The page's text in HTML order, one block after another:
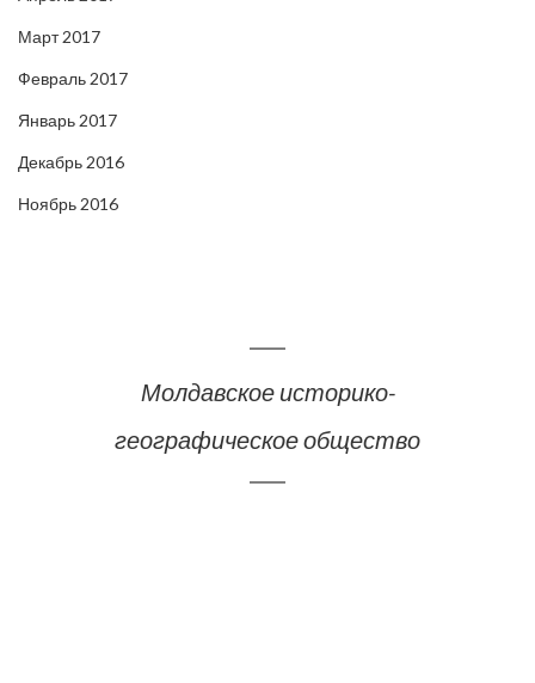
Март 2017
Февраль 2017
Январь 2017
Декабрь 2016
Ноябрь 2016
Молдавское историко-
географическое общество